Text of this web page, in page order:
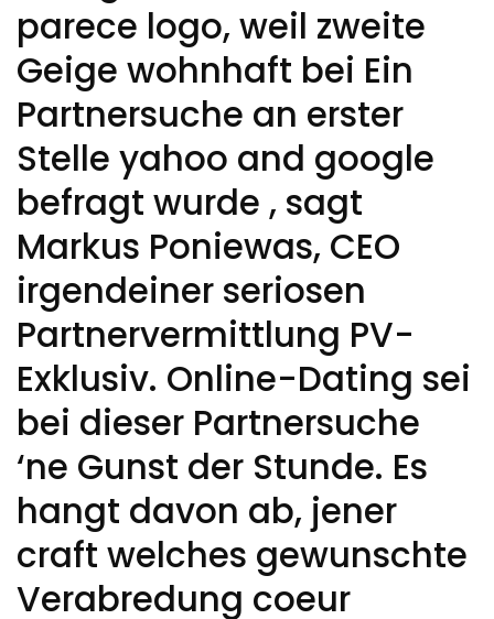
parece logo, weil zweite
Geige wohnhaft bei Ein
Partnersuche an erster
Stelle yahoo and google
befragt wurde , sagt
Markus Poniewas, CEO
irgendeiner seriosen
Partnervermittlung PV-
Exklusiv. Online-Dating sei
bei dieser Partnersuche
‘ne Gunst der Stunde. Es
hangt davon ab, jener
craft welches gewunschte
Verabredung coeur